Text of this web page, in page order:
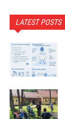
LATEST POSTS